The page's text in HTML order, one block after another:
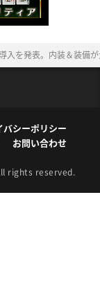
入を発表。内装＆装備
バシーポリシー
お問い合わせ
rights reserved.